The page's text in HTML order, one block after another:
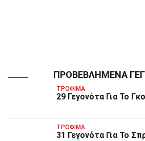
ΠΡΟΒΕΒΛΗΜΈΝΑ
ΤΡΌΦΙΜΑ
29 Γεγονότα Για Το
ΤΡΌΦΙΜΑ
31 Γεγονότα Για Το